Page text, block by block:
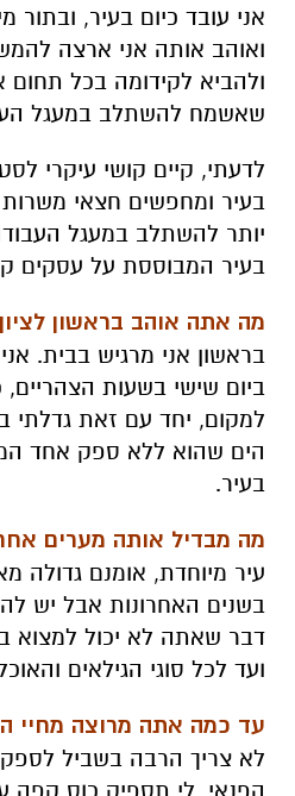
אני עובד כיום בעיר,
ואוהב אותה אני ארצה
ולהביא לקידומה בכל תחום
שאשמח להשתלב במעגל
לדעתי, קיים קושי עיקרי
בעיר ומחפשים חצאי משרות
יותר להשתלב במעגל
בעיר המבוססת על עסקים
מה אתה אוהב בראשון
בראשון אני מרגיש בבית.
ביום שישי בשעות
למקום, יחד עם זאת גדלתי
הים שהוא ללא ספק אחד
בעיר.
מה מבדיל אותה מערים
עיר מיוחדת, אומנם גדולה
בשנים האחרונות אבל יש
דבר שאתה לא יכול למצוא
ועד לכל סוגי הגילאים
עד כמה אתה מרוצה מחיי
לא צריך הרבה בשביל לספק